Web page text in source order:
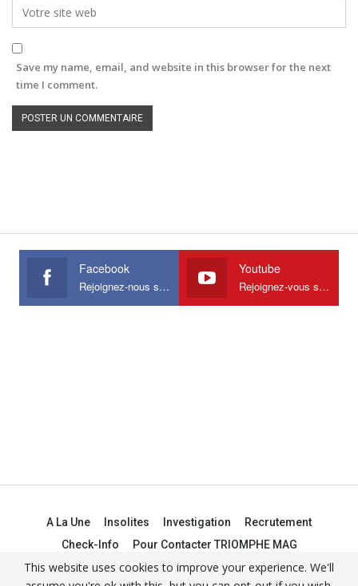
Save my name, email, and website in this browser for the next
time I comment.
Facebook
Rejoignez-nous sur Facebook
Youtube
Rejoignez-vous sur Youtube
A La Une Insolites Investigation
Recrutement
Check-Info
Pour Contacter TRIOMPHE MAG
This website uses cookies to improve your experience. We'll